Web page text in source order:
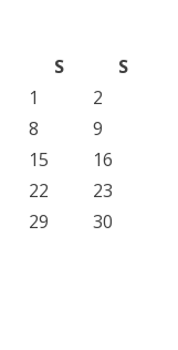
S
S
1
2
8
9
15
16
22
23
29
30